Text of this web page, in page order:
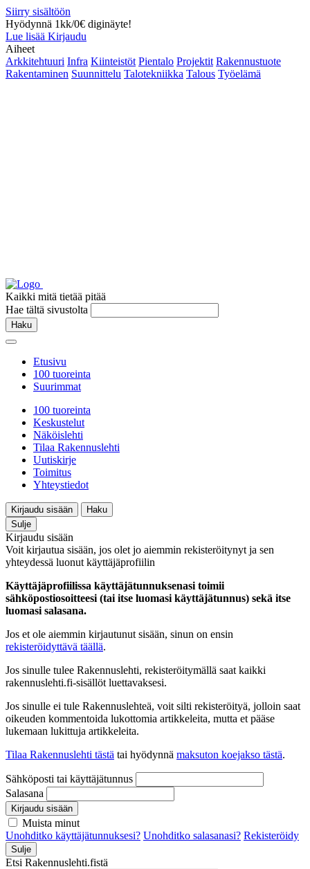
Siirry sisältöön
Hyödynnä 1kk/0€ diginäyte!
Lue lisää Kirjaudu
Aiheet
Arkkitehtuuri Infra Kiinteistöt Pientalo Projektit Rakennustuote
Rakentaminen Suunnittelu Talotekniikka Talous Työelämä
Kaikki mitä tietää pitää
Hae tältä sivustolta
Haku
Etusivu
100 tuoreinta
Suurimmat
100 tuoreinta
Keskustelut
Näköislehti
Tilaa Rakennuslehti
Uutiskirje
Toimitus
Yhteystiedot
Kirjaudu sisään
Haku
Sulje
Kirjaudu sisään
Voit kirjautua sisään, jos olet jo aiemmin rekisteröitynyt ja sen
yhteydessä luonut käyttäjäprofiilin
Käyttäjäprofiilissa käyttäjätunnuksenasi toimii
sähköpostiosoitteesi (tai itse luomasi käyttäjätunnus) sekä itse
luomasi salasana.
Jos et ole aiemmin kirjautunut sisään, sinun on ensin
rekisteröidyttävä täällä.
Jos sinulle tulee Rakennuslehti, rekisteröitymällä saat kaikki
rakennuslehti.fi-sisällöt luettavaksesi.
Jos sinulle ei tule Rakennuslehteä, voit silti rekisteröityä, jolloin saat
oikeuden kommentoida lukottomia artikkeleita, mutta et pääse
lukemaan lukittuja artikkeleita.
Tilaa Rakennuslehti tästä tai hyödynnä maksuton koejakso tästä.
Sähköposti tai käyttäjätunnus
Salasana
Kirjaudu sisään
Muista minut
Unohditko käyttäjätunnuksesi? Unohditko salasanasi? Rekisteröidy
Sulje
Etsi Rakennuslehti.fistä